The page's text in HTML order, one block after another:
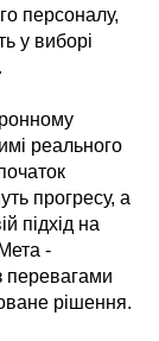
персоналу,
у виборі
реального
прогресу, а
підхід на
-
перевагами
рішення.